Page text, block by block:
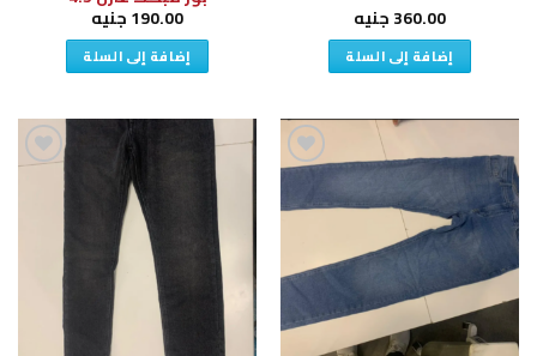
360.00جنيه
إضافة إلى السلة
190.00جنيه
إضافة إلى السلة
إضافة
قائمة